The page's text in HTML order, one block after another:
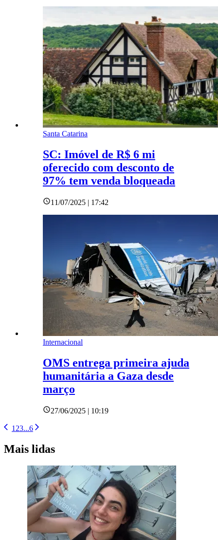
Santa Catarina
SC: Imóvel de R$ 6 mi
oferecido com desconto de
97% tem venda bloqueada
11/07/2025 | 17:42
Internacional
OMS entrega primeira ajuda
humanitária a Gaza desde
março
27/06/2025 | 10:19
1 23...6
Mais lidas